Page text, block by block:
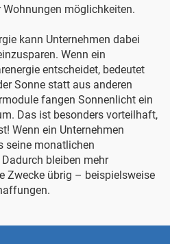
Wohnungen möglichkeiten.
kann Unternehmen dabei
Wenn ein
entscheidet, bedeutet
Sonne statt aus anderen
fangen Sonnenlicht ein
Das ist besonders vorteilhaft,
Wenn ein Unternehmen
seine monatlichen
bleiben mehr
Zwecke übrig – beispielsweise